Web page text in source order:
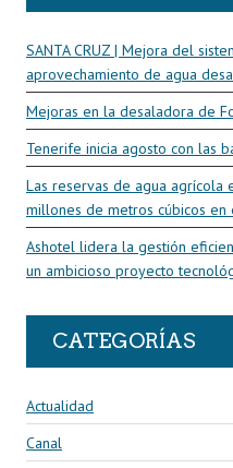
SANTA CRUZ | Mejora del
aprovechamiento de agua
Mejoras en la desaladora de
Tenerife inicia agosto con las
Las reservas de agua agrícola
millones de metros cúbicos
Ashotel lidera la gestión
un ambicioso proyecto
CATEGORÍAS
Actualidad
Canal